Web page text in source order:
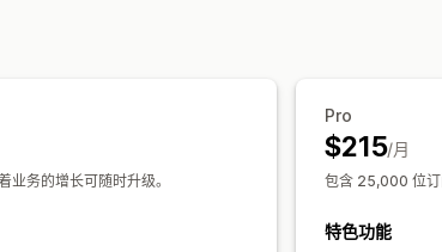
洞察和技巧
地理位置
务的增长可随时升级。
Pro
$215/月
包含 25,000 位订
特色功能